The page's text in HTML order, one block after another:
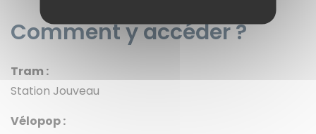
Comment y accéder ?
Tram :
Station Jouveau
Vélopop :